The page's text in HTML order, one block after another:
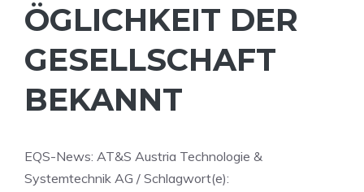
ÖGLICHKEIT DER
GESELLSCHAFT
BEKANNT
EQS-News: AT&S Austria Technologie &
Systemtechnik AG / Schlagwort(e):